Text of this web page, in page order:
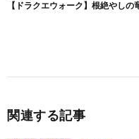
関連する記事